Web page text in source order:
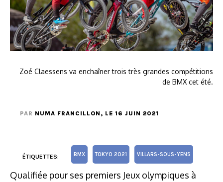
Zoé Claessens va enchaîner trois très grandes compétitions
de BMX cet été.
PAR NUMA FRANCILLON , LE 16 JUIN 2021
ÉTIQUETTES: BMX TOKYO 2021 VILLARS-SOUS-YENS
Qualifiée pour ses premiers Jeux olympiques à